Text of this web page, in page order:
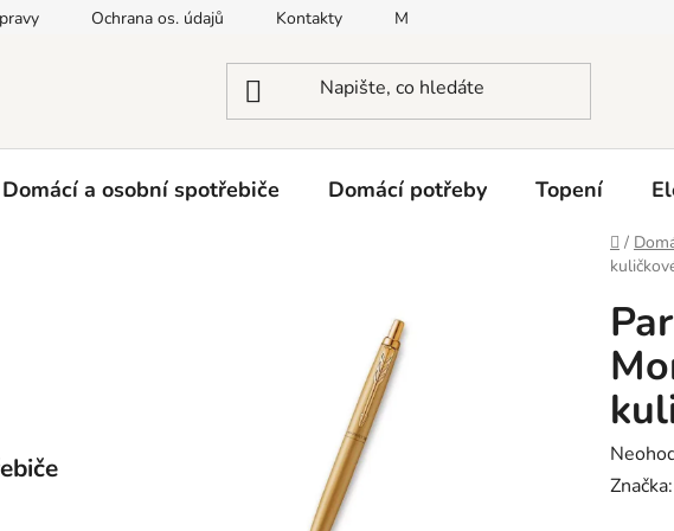
Ochrana os. údajů Kontakty Moje objednávka
Domácí a osobní spotřebiče Domácí potřeby Topení
Domů
/